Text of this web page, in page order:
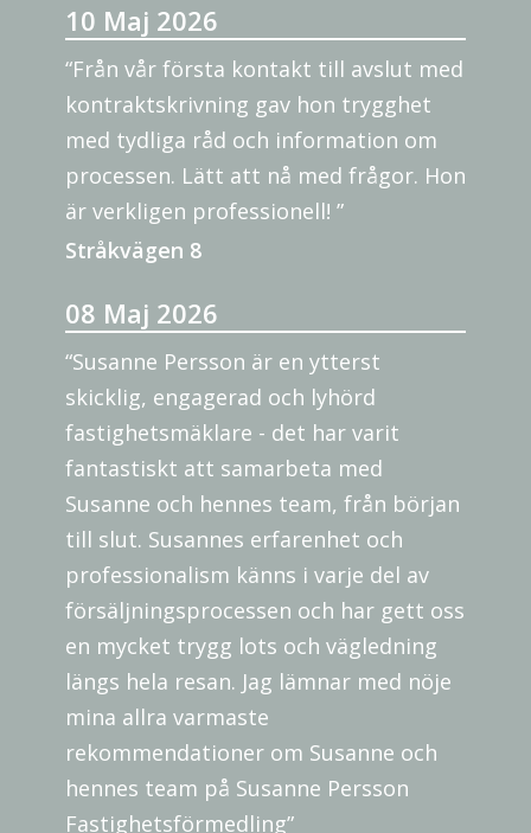
10 Maj 2026
“Från vår första kontakt till avslut med
kontraktskrivning gav hon trygghet
med tydliga råd och information om
processen. Lätt att nå med frågor. Hon
är verkligen professionell! ”
Stråkvägen 8
08 Maj 2026
“Susanne Persson är en ytterst
skicklig, engagerad och lyhörd
fastighetsmäklare - det har varit
fantastiskt att samarbeta med
Susanne och hennes team, från början
till slut. Susannes erfarenhet och
professionalism känns i varje del av
försäljningsprocessen och har gett oss
en mycket trygg lots och vägledning
längs hela resan. Jag lämnar med nöje
mina allra varmaste
rekommendationer om Susanne och
hennes team på Susanne Persson
Fastighetsförmedling”